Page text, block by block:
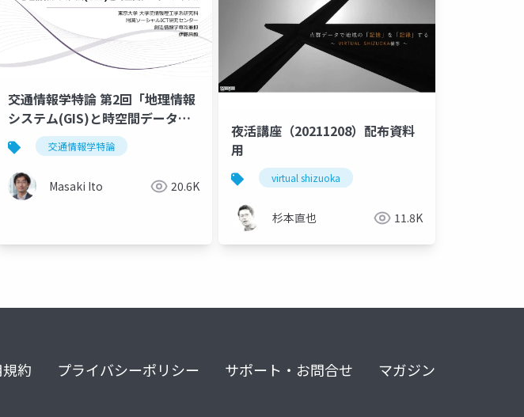
交通情報学特論 第2回「地理情報
システム(GIS)と時空間データベ
ース 1」講師：伊藤昌毅
交通情報学特論
Masaki Ito 20.6K
夜活講座（20211208）配布資料
用
virtual shizuoka
杉本直也 11.8K
約 プライバシーポリシー サポート・お問合せ マガジン